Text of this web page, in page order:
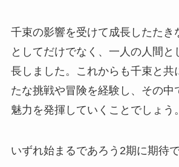
千束の影響を受けて成長したたき
としてだけでなく、一人の人間と
長しました。これからも千束と共
たな挑戦や冒険を経験し、その中
魅力を発揮していくことでしょう。
いずれ始まるであろう2期に期待で